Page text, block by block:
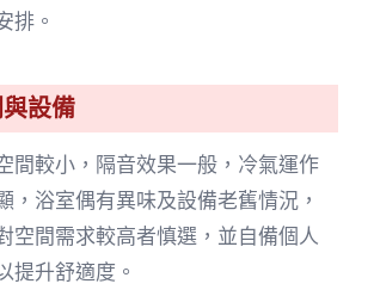
排。
設備
間較小，隔音效果一般，冷氣運作
，浴室偶有異味及設備老舊情況，
空間需求較高者慎選，並自備個人
提升舒適度。